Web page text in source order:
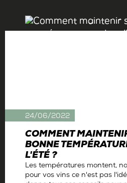
COMMENT
BONNE
L'ÉTÉ ?
Les températures montent,
pour vos vins ce n'est pas
24/06/2022